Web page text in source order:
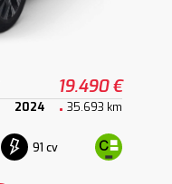
19.490 €
2024 35.693 km
91 cv